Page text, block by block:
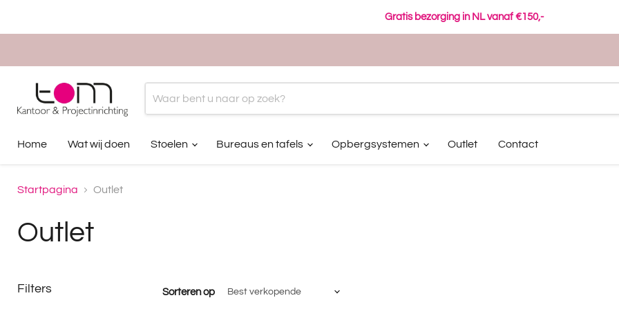
Gratis bezorging in NL vanaf €150,-
Home
Wat wij doen Stoelen Bureaus en tafels Opbergsystemen Outlet Contact
Startpagina Outlet
Outlet
Filters Sorteren op